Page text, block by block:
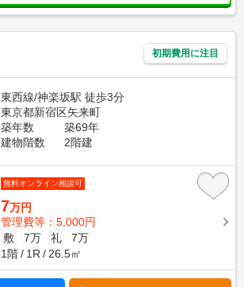
初期費用に注目
東西線/神楽坂駅 徒歩3分
東京都新宿区矢来町
築年数
築69年
建物階数
2階建
無料オンライン相談可
7万円
管理費等：5,000円
敷
7万 礼
7万
1階
1R 26.5㎡